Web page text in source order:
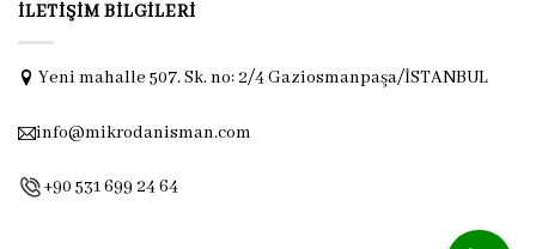
İLETIŞIM BILGILERI
Yeni mahalle 507. Sk. no: 2/4 Gaziosmanpaşa/İSTANBUL
info@mikrodanisman.com
+90 531 699 24 64